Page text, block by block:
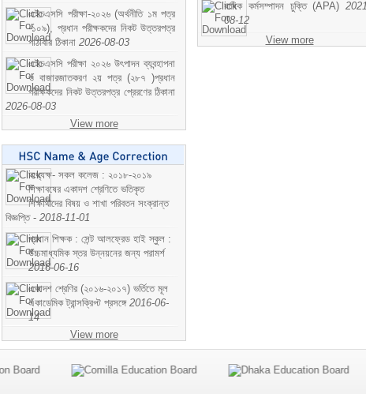
এইচএসসি পরীক্ষা-২০২৬ (অর্থনীতি ১ম পত্র
-১০৯), প্রধান পরীক্ষকদের নিকট উত্তরপত্র
পাঠাবার ঠিকানা 2026-08-03
এইচএসসি পরীক্ষা ২০২৬ উৎপাদন ব্যবন্হাপনা
ও বাজারজাতকরণ ২য় পত্র (২৮৭ )প্রধান
পরীক্ষকদের নিকট উত্তরপত্র প্রেরণের ঠিকানা
2026-08-03
View more
অধ্যক্ষ- সকল কলেজ : ২০১৮-২০১৯
শিক্ষাবষের একাদশ শ্রেণিতে ভতিকৃত
শিক্ষাথীদের বিষয় ও শাখা পরিবতন সংক্রান্ত
বিজ্ঞপ্তি - 2018-11-01
প্রধান শিক্ষক : সেন্ট আলফ্রেড হাই স্কুল :
উচ্চমাধ্যমিক স্তর উন্নয়নের জন্য পরামর্শ
2016-06-16
একাদশ শ্রেণির (২০১৬-২০১৭) ভর্তিতে মূল
একাডেমিক ট্রান্সক্রিপ্ট প্রসঙ্গে 2016-06-
14
View more
বাষিক কর্মসম্পাদন চুক্তি (APA)
08-12
View more